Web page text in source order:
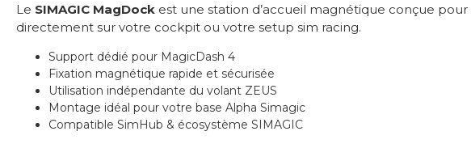
Le SIMAGIC MagDock est une station d’accueil magnétique conçue pour
directement sur votre cockpit ou votre setup sim racing.
Support dédié pour MagicDash 4
Fixation magnétique rapide et sécurisée
Utilisation indépendante du volant ZEUS
Montage idéal pour votre base Alpha Simagic
Compatible SimHub & écosystème SIMAGIC